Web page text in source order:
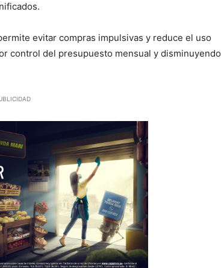
evitar compras impulsivas y reduce el uso
control del presupuesto mensual y disminuyendo